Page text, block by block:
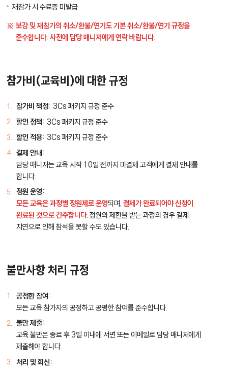
재참가 시 수료증 미발급
보강 및 재참가의 취소/환불/연기도 기본 취소/환불/연기 규정을
준수합니다. 사전에 담당 매니저에게 연락 바랍니다.
참가비(교육비)에 대한 규정
참가비 책정: 3Cs 패키지 규정 준수
할인 정책: 3Cs 패키지 규정 준수
할인 적용: 3Cs 패키지 규정 준수
결제 안내:
담당 매니저는 교육 시작 10일 전까지 미결제 고객에게 결제 안내를
합니다.
정원 운영:
모든 교육은 과정별 정원제로 운영되며, 결제가 완료되어야 신청이
완료된 것으로 간주합니다. 정원의 제한을 받는 과정의 경우 결제
지연으로 인해 참석을 못할 수도 있습니다.
불만사항 처리 규정
공정한 참여:
모든 교육 참가자의 공정하고 공평한 참여를 준수합니다.
불만 제출:
교육 불만은 종료 후 3일 이내에 서면 또는 이메일로 담당 매니저에게
제출해야 합니다.
처리 및 회신: